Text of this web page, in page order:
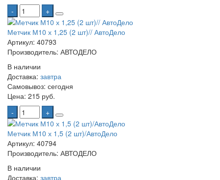
-
+
Метчик М10 х 1,25 (2 шт)// АвтоДело
Артикул: 40793
Производитель: АВТОДЕЛО
В наличии
Доставка: завтра
Самовывоз: сегодня
Цена: 215 руб.
-
+
Метчик М10 х 1,5 (2 шт)/АвтоДело
Артикул: 40794
Производитель: АВТОДЕЛО
В наличии
Доставка: завтра